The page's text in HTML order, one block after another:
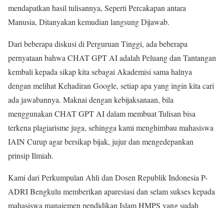
mendapatkan hasil tulisannya, Seperti Percakapan antara
Manusia, Ditanyakan kemudian langsung Dijawab.
Dari beberapa diskusi di Perguruan Tinggi, ada beberapa
pernyataan bahwa CHAT GPT AI adalah Peluang dan Tantangan
kembali kepada sikap kita sebagai Akademisi sama halnya
dengan melihat Kehadiran Google, setiap apa yang ingin kita cari
ada jawabannya. Maknai dengan kebijaksanaan, bila
menggunakan CHAT GPT AI dalam membuat Tulisan bisa
terkena plagiarisme juga, sehingga kami menghimbau mahasiswa
IAIN Curup agar bersikap bijak, jujur dan mengedepankan
prinsip Ilmiah.
Kami dari Perkumpulan Ahli dan Dosen Republik Indonesia P-
ADRI Bengkulu memberikan aparesiasi dan selam sukses kepada
mahasiswa manajemen pendidikan Islam HMPS yang sudah